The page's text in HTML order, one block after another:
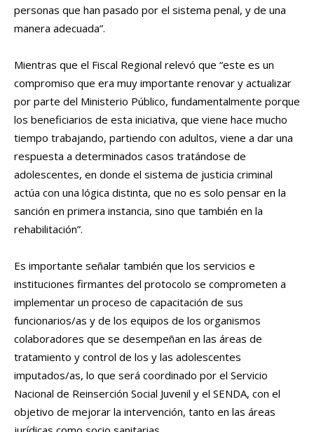
personas que han pasado por el sistema penal, y de una
manera adecuada”.
Mientras que el Fiscal Regional relevó que “este es un
compromiso que era muy importante renovar y actualizar
por parte del Ministerio Público, fundamentalmente porque
los beneficiarios de esta iniciativa, que viene hace mucho
tiempo trabajando, partiendo con adultos, viene a dar una
respuesta a determinados casos tratándose de
adolescentes, en donde el sistema de justicia criminal
actúa con una lógica distinta, que no es solo pensar en la
sanción en primera instancia, sino que también en la
rehabilitación”.
Es importante señalar también que los servicios e
instituciones firmantes del protocolo se comprometen a
implementar un proceso de capacitación de sus
funcionarios/as y de los equipos de los organismos
colaboradores que se desempeñan en las áreas de
tratamiento y control de los y las adolescentes
imputados/as, lo que será coordinado por el Servicio
Nacional de Reinserción Social Juvenil y el SENDA, con el
objetivo de mejorar la intervención, tanto en las áreas